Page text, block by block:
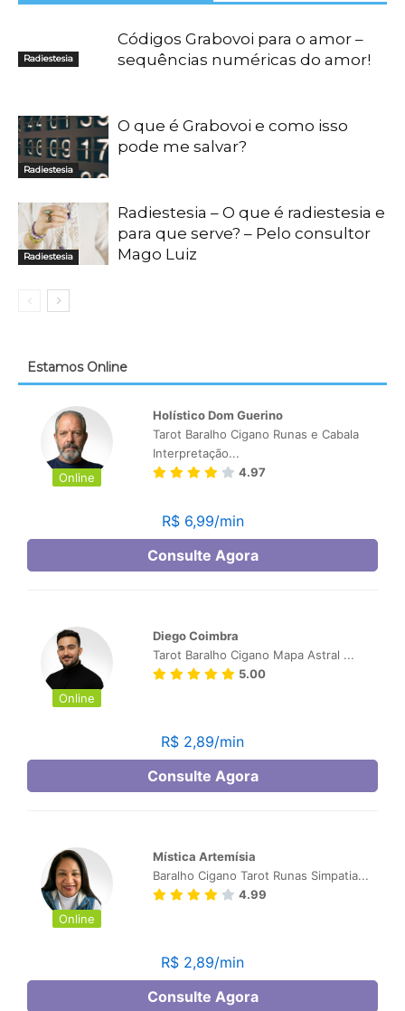
Radiestesia
Códigos Grabovoi para o amor –
sequências numéricas do amor!
Radiestesia
O que é Grabovoi e como isso
pode me salvar?
Radiestesia
Radiestesia – O que é radiestesia e
para que serve? – Pelo consultor
Mago Luiz
Estamos Online